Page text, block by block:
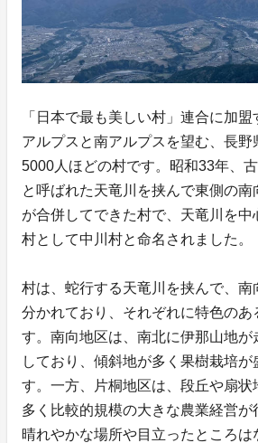
「日本で最も美しい村」連合に加
アルプスと南アルプスを望む、長野
5000人ほどの村です。昭和33年、古
と呼ばれた天竜川を挟んで東側の
が合併してできた村で、天竜川を中
村として中川村と命名されました。
村は、蛇行する天竜川を挟んで、南
分かれており、それぞれに特色のあ
す。南向地区は、南北に伊那山地が
しており、傾斜地が多く果樹栽培が
す。一方、片桐地区は、段丘や扇状
多く比較的規模の大きな農業経営が
晴れやかな場所や目立ったところは